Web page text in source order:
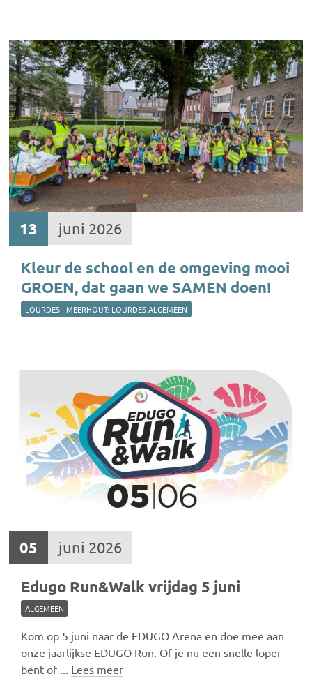
13 juni 2026
Kleur de school en de omgeving mooi
GROEN, dat gaan we SAMEN doen!
LOURDES - MEERHOUT: LOURDES ALGEMEEN
05 juni 2026
Edugo Run&Walk vrijdag 5 juni
ALGEMEEN
Kom op 5 juni naar de EDUGO Arena en doe mee aan
onze jaarlijkse EDUGO Run. Of je nu een snelle loper
bent of ... Lees meer